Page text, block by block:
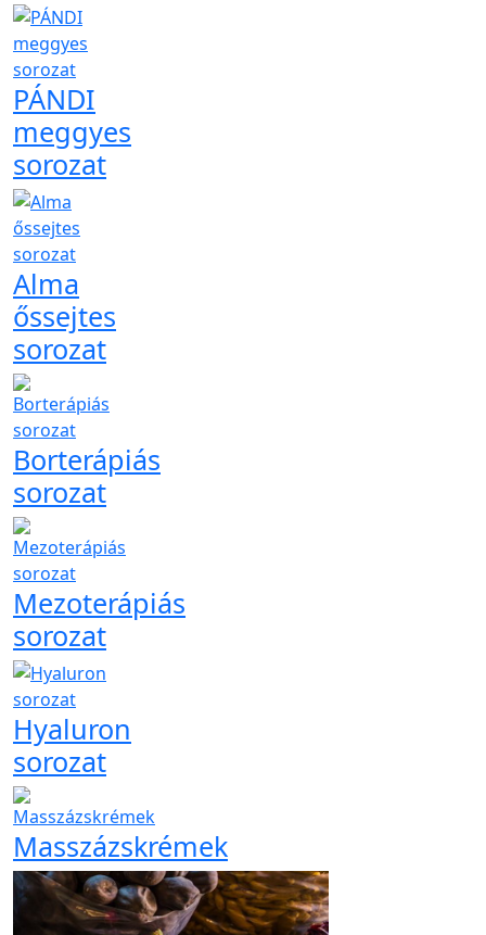
PÁNDI
meggyes
sorozat
Alma
őssejtes
sorozat
Borterápiás
sorozat
Mezoterápiás
sorozat
Hyaluron
sorozat
Masszázskrémek